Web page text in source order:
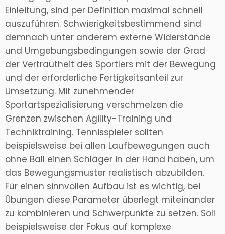
Einleitung, sind per Definition maximal schnell
auszuführen. Schwierigkeitsbestimmend sind
demnach unter anderem externe Widerstände
und Umgebungsbedingungen sowie der Grad
der Vertrautheit des Sportlers mit der Bewegung
und der erforderliche Fertigkeitsanteil zur
Umsetzung. Mit zunehmender
Sportartspezialisierung verschmelzen die
Grenzen zwischen Agility-Training und
Techniktraining. Tennisspieler sollten
beispielsweise bei allen Laufbewegungen auch
ohne Ball einen Schläger in der Hand haben, um
das Bewegungsmuster realistisch abzubilden.
Für einen sinnvollen Aufbau ist es wichtig, bei
Übungen diese Parameter überlegt miteinander
zu kombinieren und Schwerpunkte zu setzen. Soll
beispielsweise der Fokus auf komplexe